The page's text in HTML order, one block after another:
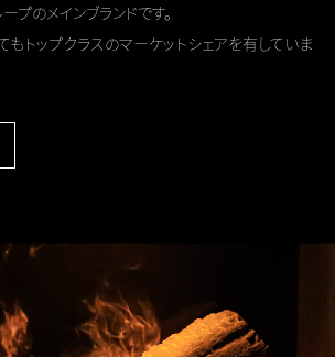
プのメインブランドです。
トップクラスのマーケットシェアを有していま